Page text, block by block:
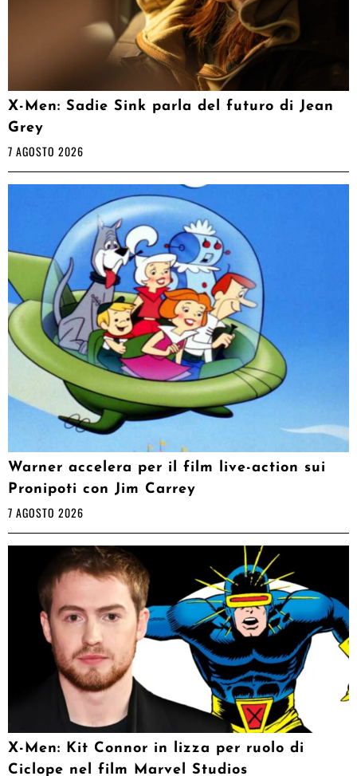
X-Men: Sadie Sink parla del futuro di Jean
Grey
7 AGOSTO 2026
Warner accelera per il film live-action sui
Pronipoti con Jim Carrey
7 AGOSTO 2026
X-Men: Kit Connor in lizza per ruolo di
Ciclope nel film Marvel Studios